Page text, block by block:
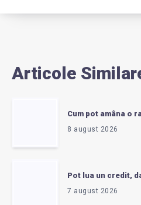
Articole
Cum pot amâna o
8 august 2026
Pot lua un credit,
7 august 2026